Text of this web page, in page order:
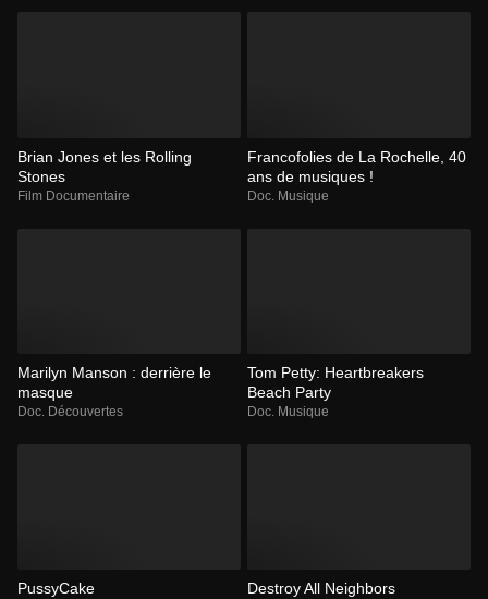
Brian Jones et les Rolling
Stones
Film Documentaire
Francofolies de La Rochelle, 40
ans de musiques !
Doc. Musique
Marilyn Manson : derrière le
masque
Doc. Découvertes
Tom Petty: Heartbreakers
Beach Party
Doc. Musique
PussyCake Destroy All Neighbors